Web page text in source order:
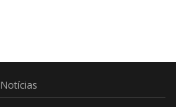
Notícias